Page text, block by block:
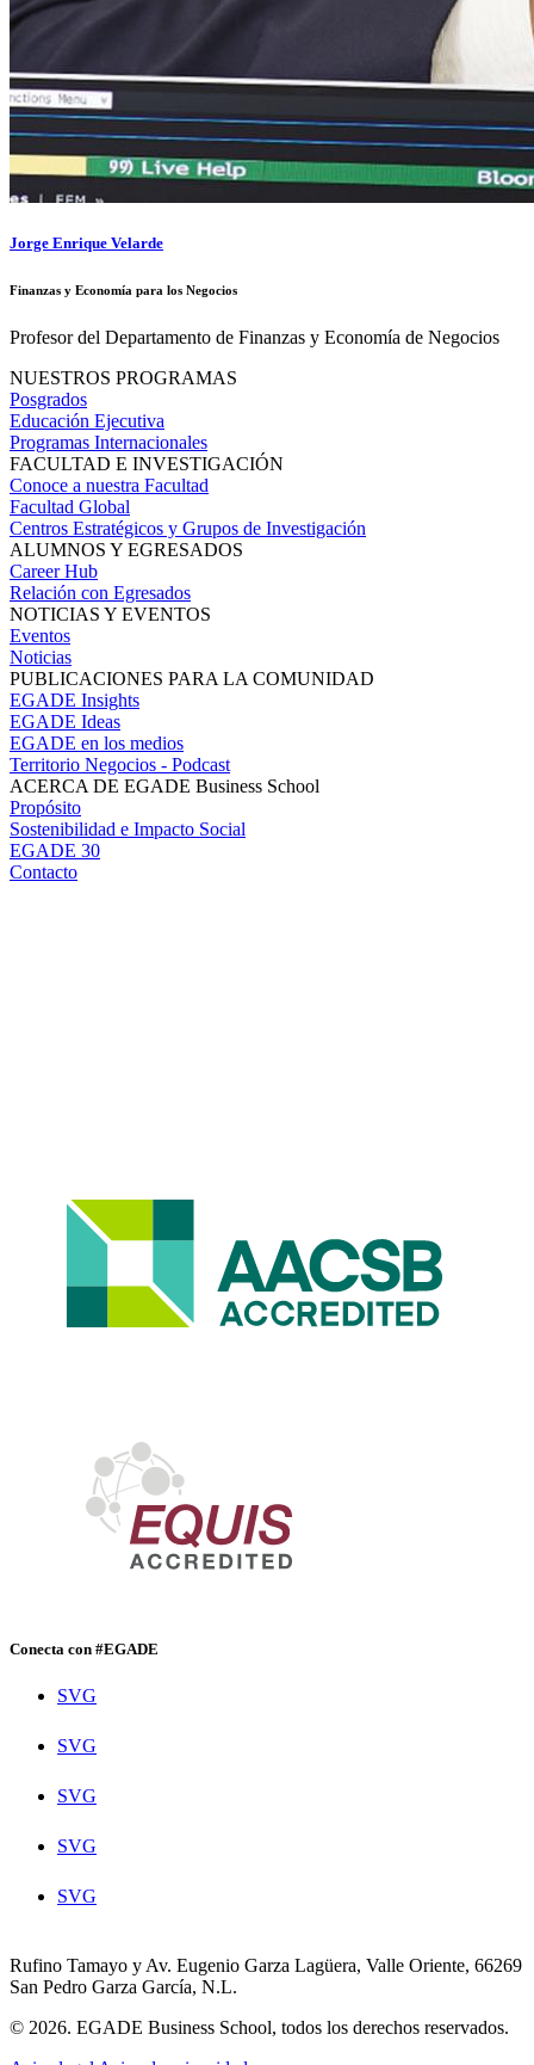
Jorge Enrique Velarde
Finanzas y Economía para los Negocios
Profesor del Departamento de Finanzas y Economía de Negocios
NUESTROS PROGRAMAS
Posgrados
Educación Ejecutiva
Programas Internacionales
FACULTAD E INVESTIGACIÓN
Conoce a nuestra Facultad
Facultad Global
Centros Estratégicos y Grupos de Investigación
ALUMNOS Y EGRESADOS
Career Hub
Relación con Egresados
NOTICIAS Y EVENTOS
Eventos
Noticias
PUBLICACIONES PARA LA COMUNIDAD
EGADE Insights
EGADE Ideas
EGADE en los medios
Territorio Negocios - Podcast
ACERCA DE EGADE Business School
Propósito
Sostenibilidad e Impacto Social
EGADE 30
Contacto
Conecta con #EGADE
SVG
SVG
SVG
SVG
SVG
Rufino Tamayo y Av. Eugenio Garza Lagüera, Valle Oriente, 66269
San Pedro Garza García, N.L.
© 2026. EGADE Business School, todos los derechos reservados.